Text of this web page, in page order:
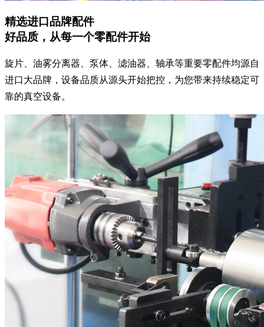
精选进口品牌配件
好品质，从每一个零配件开始
旋片、油雾分离器、泵体、滤油器、轴承等重要零配件均源自
进口大品牌，设备品质从源头开始把控，为您带来持续稳定可
靠的真空设备。